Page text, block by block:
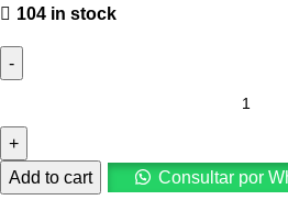
104 in stock
Aislado
deAdd to cart Consultar por